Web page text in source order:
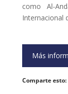
como Al-
Internacional
Más
Comparte esto: